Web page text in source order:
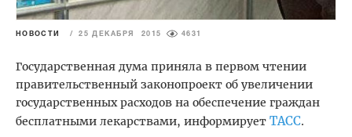
НОВОСТИ / 25 ДЕКАБРЯ 2015 4631
Государственная дума приняла в первом чтении
правительственный законопроект об увеличении
государственных расходов на обеспечение граждан
бесплатными лекарствами, информирует ТАСС.